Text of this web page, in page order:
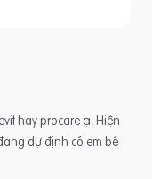
hay procare ạ. Hiện
dự định có em bé